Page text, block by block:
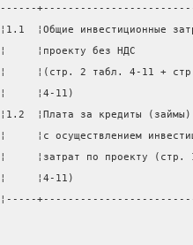
------
¦1.1  ¦Общие
¦     ¦проекту без НДС
¦     ¦(стр. 2 табл. 4-11 +
¦     ¦4-11)
¦1.2  ¦Плата за кредиты
¦     ¦с осуществлением
¦     ¦затрат по проекту
¦     ¦4-11)
¦-----